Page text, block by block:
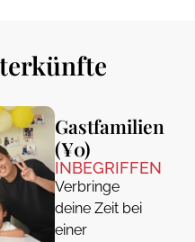
Gastfamilien
(¥0)
INBEGRIFFEN
Verbringe
deine Zeit bei
einer